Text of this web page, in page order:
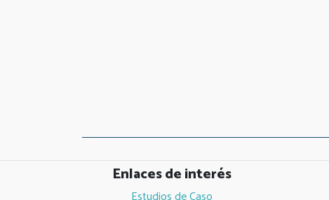
Enlaces de interés